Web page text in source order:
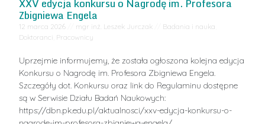
XXV edycja konkursu o Nagrodę im. Profesora
Zbigniewa Engela
12 marca 2026 mgr inż. Leszek Jurczak Badania i nauka
Doktoranci Pracownicy
Uprzejmie informujemy, że została ogłoszona kolejna edycja
Konkursu o Nagrodę im. Profesora Zbigniewa Engela.
Szczegóły dot. Konkursu oraz link do Regulaminu dostępne
są w Serwisie Działu Badań Naukowych:
https://dbn.pk.edu.pl/aktualnosci/xxv-edycja-konkursu-o-